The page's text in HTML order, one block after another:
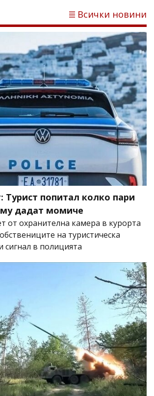
Всички новини
Турист попитал колко пари
му дадат момиче
от охранителна камера в курорта
на туристическа
сигнал в полицията